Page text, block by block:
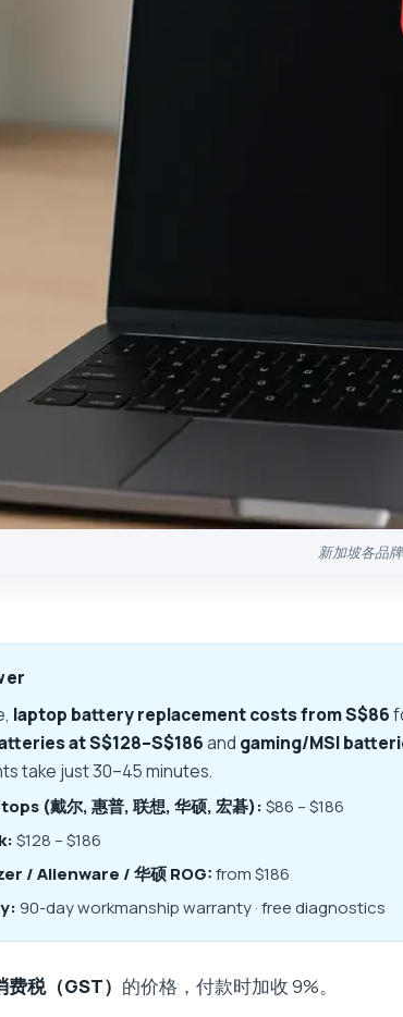
新加坡各品
laptop battery replacement costs from S$86
at S$128–S$186and gaming/MSI
take just 30–45 minutes.
(戴尔, 惠普, 联想, 华硕, 宏碁):$86 – $186
$128 – $186
/ Alienware / 华硕 ROG:from $186
90-day workmanship warranty · free diagnostics
费税（GST） 的价格，付款时加收 9%。